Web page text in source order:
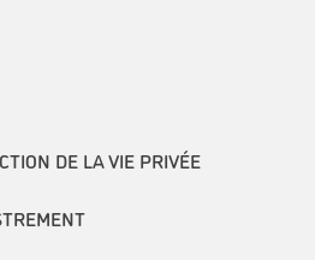
DE LA VIE PRIVÉE